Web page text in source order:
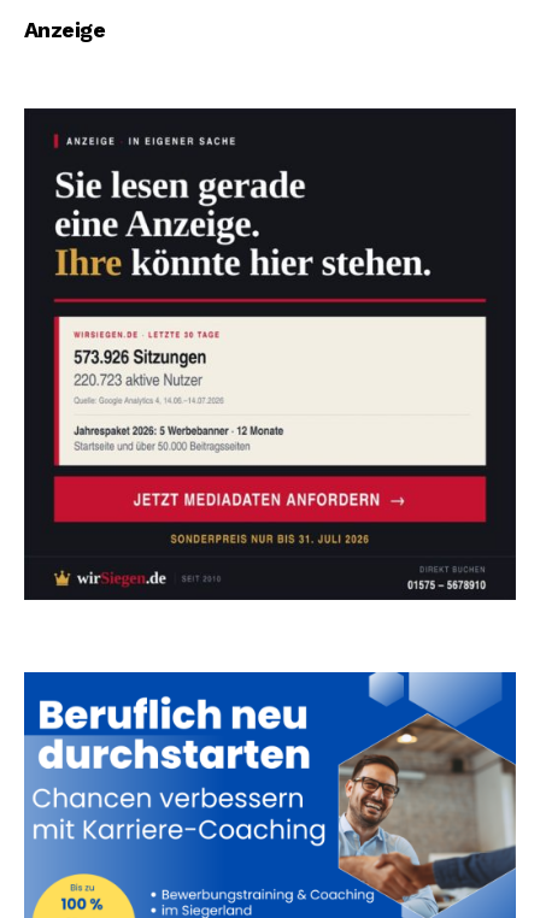
Gewahrsam
Anzeige